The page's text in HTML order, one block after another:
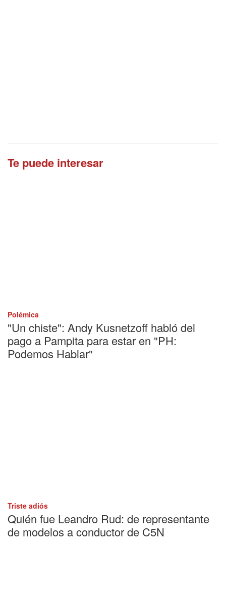
Te puede interesar
Polémica
"Un chiste": Andy Kusnetzoff habló del
pago a Pampita para estar en "PH:
Podemos Hablar"
Triste adiós
Quién fue Leandro Rud: de representante
de modelos a conductor de C5N